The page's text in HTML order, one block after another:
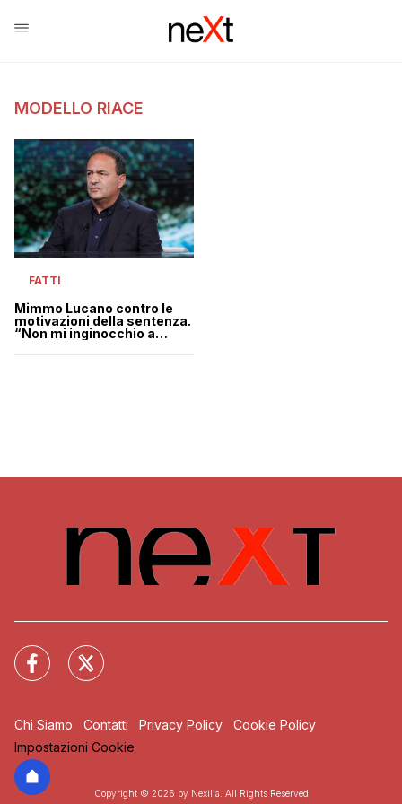
MODELLO RIACE
FATTI
Mimmo Lucano contro le
motivazioni della sentenza.
“Non mi inginocchio a
Chi Siamo Contatti Privacy Policy
Cookie Policy
Impostazioni Cookie
Copyright © 2026 by Nexilia. All Rights Reserved